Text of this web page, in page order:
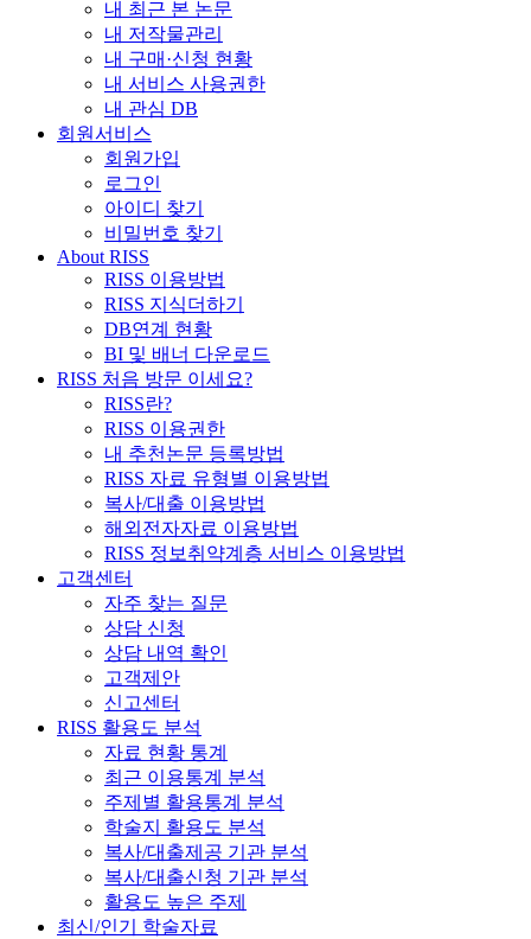
내 최근 본 논문
내 저작물관리
내 구매·신청 현황
내 서비스 사용권한
내 관심 DB
회원서비스
회원가입
로그인
아이디 찾기
비밀번호 찾기
About RISS
RISS 이용방법
RISS 지식더하기
DB연계 현황
BI 및 배너 다운로드
RISS 처음 방문 이세요?
RISS란?
RISS 이용권한
내 추천논문 등록방법
RISS 자료 유형별 이용방법
복사/대출 이용방법
해외전자자료 이용방법
RISS 정보취약계층 서비스 이용방법
고객센터
자주 찾는 질문
상담 신청
상담 내역 확인
고객제안
신고센터
RISS 활용도 분석
자료 현황 통계
최근 이용통계 분석
주제별 활용통계 분석
학술지 활용도 분석
복사/대출제공 기관 분석
복사/대출신청 기관 분석
활용도 높은 주제
최신/인기 학술자료